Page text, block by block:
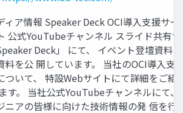
ィア情報 Speaker Deck OCI導入支援サー
公式YouTubeチャンネル スライド共有
Deck」 にて、 イベント登壇資料
料を公 開しています。 当社のOCI導入支
ついて、 特設Webサイトにて詳細をご紹
す。 当社公式YouTubeチャンネルにて、
ニアの皆様に向けた技術情報の発 信を行